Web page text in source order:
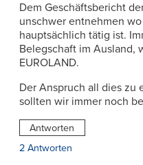
Dem Geschäftsbericht
unschwer entnehmen
hauptsächlich tätig ist.
Belegschaft im Ausland,
EUROLAND.
Der Anspruch all dies zu
sollten wir immer noch
Antworten
2 Antworten